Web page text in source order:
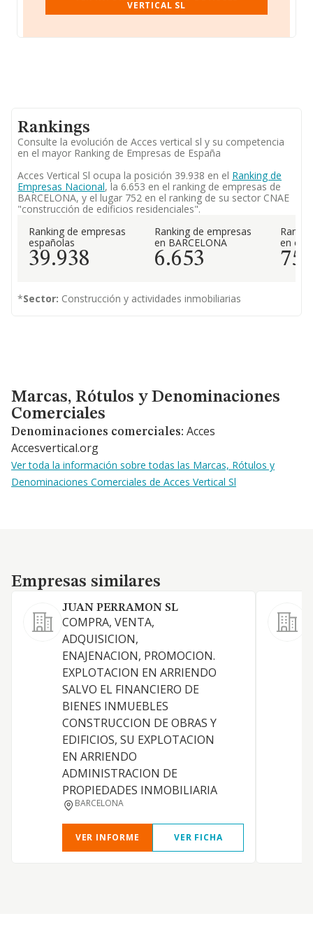
VERTICAL SL
Rankings
Consulte la evolución de Acces vertical sl y su competencia
en el mayor Ranking de Empresas de España
Acces Vertical Sl ocupa la posición 39.938 en el Ranking de
Empresas Nacional, la 6.653 en el ranking de empresas de
BARCELONA, y el lugar 752 en el ranking de su sector CNAE
"construcción de edificios residenciales".
Ranking de empresas
españolas
39.938
Ranking de empresas
en BARCELONA
6.653
en el
752
*Sector: Construcción y actividades inmobiliarias
Marcas, Rótulos y Denominaciones Comerciales
Marcas, Rótulos y Denominaciones
Comerciales
Denominaciones comerciales: Acces
Accesvertical.org
Ver toda la información sobre todas las Marcas, Rótulos y
Denominaciones Comerciales de Acces Vertical Sl
Empresas similares
Empresas similares
JUAN PERRAMON SL
COMPRA, VENTA,
ADQUISICION,
ENAJENACION, PROMOCION.
EXPLOTACION EN ARRIENDO
SALVO EL FINANCIERO DE
BIENES INMUEBLES
CONSTRUCCION DE OBRAS Y
EDIFICIOS, SU EXPLOTACION
EN ARRIENDO
ADMINISTRACION DE
PROPIEDADES INMOBILIARIA
BARCELONA
VER INFORME VER FICHA